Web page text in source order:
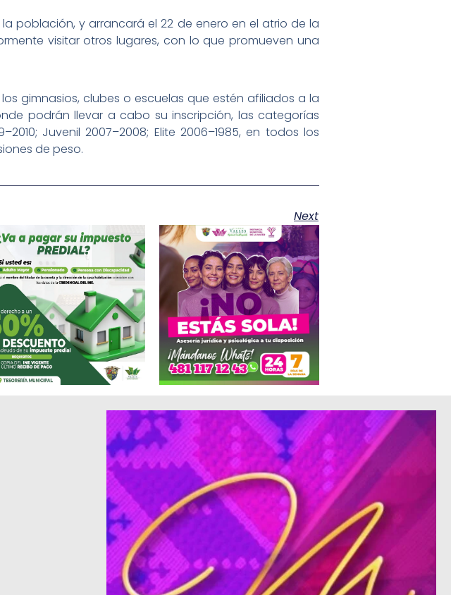
población, y arrancará el 22 de enero en el atrio de la
visitar otros lugares, con lo que promueven una
gimnasios, clubes o escuelas que estén afiliados a la
podrán llevar a cabo su inscripción, las categorías
Juvenil 2007–2008; Elite 2006–1985, en todos los
de peso.
Next